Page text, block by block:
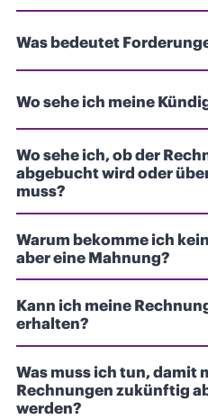
Was bedeutet
Wo sehe ich meine
Wo sehe ich, ob der
abgebucht wird oder
muss?
Warum bekomme ich
aber eine Mahnung?
Kann ich meine
erhalten?
Was muss ich tun, damit
Rechnungen zukünftig
werden?